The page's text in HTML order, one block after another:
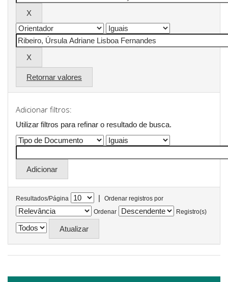
Retornar valores
Adicionar filtros:
Utilizar filtros para refinar o resultado de busca.
Resultados/Página |
Ordenar registros por
Ordenar
Registro(s)